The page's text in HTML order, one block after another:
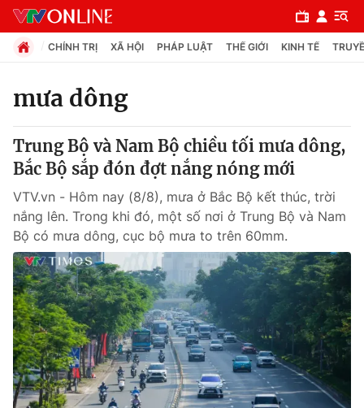
Chuyên mục
Chính trị
Xã hội
Pháp luật
Y tế
Thế giới
Tin tức
Kinh tế
CHÍNH TRỊ XÃ HỘI PHÁP LUẬT THẾ GIỚI KINH TẾ
mưa dông
Trung Bộ và Nam Bộ chiều tối mưa dông,
Bắc Bộ sắp đón đợt nắng nóng mới
VTV.vn - Hôm nay (8/8), mưa ở Bắc Bộ kết thúc, trời
nắng lên. Trong khi đó, một số nơi ở Trung Bộ và Nam
Bộ có mưa dông, cục bộ mưa to trên 60mm.